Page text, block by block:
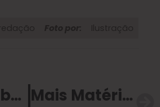
Veja Também Mais Matérias